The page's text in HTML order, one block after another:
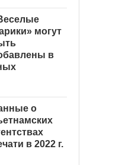
могут
в
о
в 2022 г.